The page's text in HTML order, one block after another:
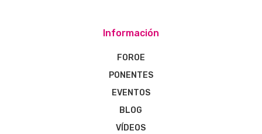
Información
FOROE
PONENTES
EVENTOS
BLOG
VÍDEOS